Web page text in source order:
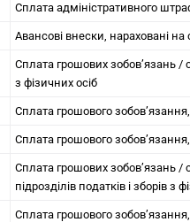
Сплата адміністративного
Авансові внески, нараховані
Сплата грошових зобов’язань /
з фізичних осіб
Сплата грошового
Сплата грошового
Сплата грошових зобов’язань /
підрозділів податків і зборів з
Сплата грошового